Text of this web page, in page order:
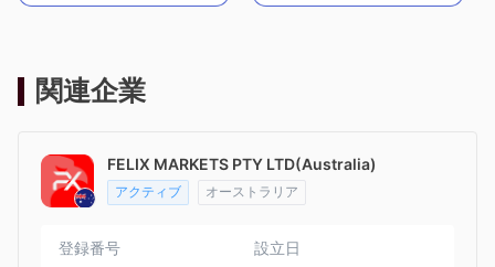
関連企業
FELIX MARKETS PTY LTD(Australia)
アクティブ オーストラリア
登録番号
設立日